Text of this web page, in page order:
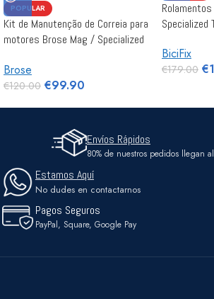
POPULAR
Kit de Manutenção de Correia para
motores Brose Mag / Specialized
Brose
€120.00 €99.90
Specialized
BiciFix
€179.00 €
Envíos Rápidos
80% de nuestros pedidos llegan
Estamos Aquí
No dudes en contactarnos
Pagos Seguros
PayPal, Square, Google Pay